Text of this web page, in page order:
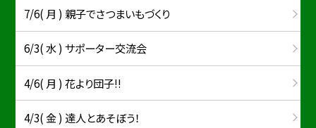
7/6( 月 ) 親子でさつまいもづくり
6/3( 水 ) サポーター交流会
4/6( 月 ) 花より団子!!
4/3( 金 ) 達人とあそぼう！